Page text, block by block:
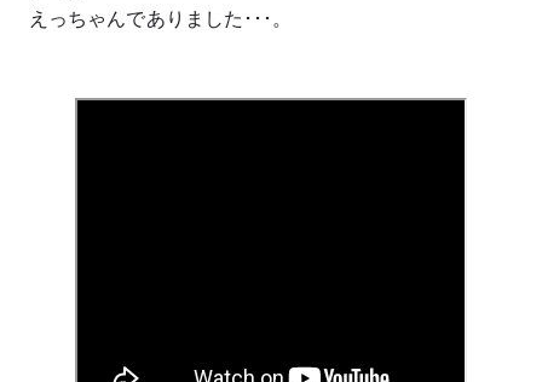
えっちゃんでありました･･･。